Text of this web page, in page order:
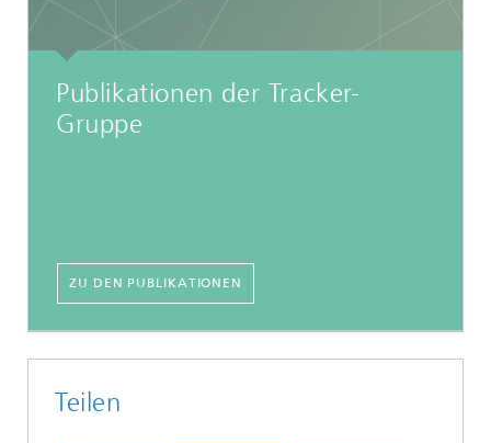
Publikationen der Tracker-
Gruppe
ZU DEN PUBLIKATIONEN
Teilen